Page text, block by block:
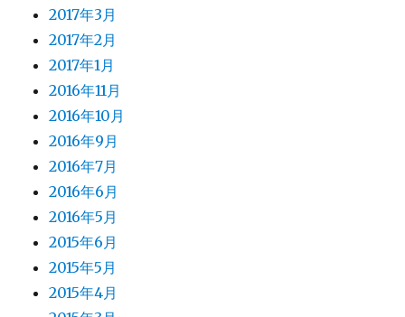
2017年3月
2017年2月
2017年1月
2016年11月
2016年10月
2016年9月
2016年7月
2016年6月
2016年5月
2015年6月
2015年5月
2015年4月